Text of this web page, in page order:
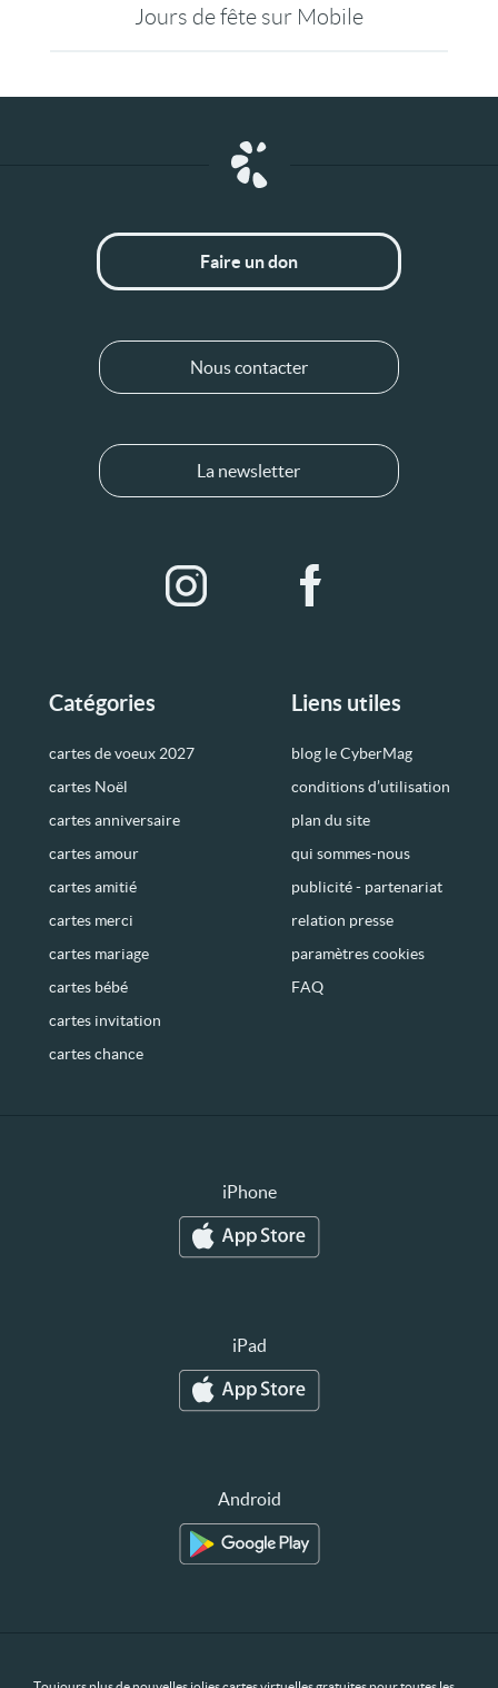
Jours de fête sur Mobile
Catégories
cartes de voeux 2027
cartes Noël
cartes anniversaire
cartes amour
cartes amitié
cartes merci
cartes mariage
cartes bébé
cartes invitation
cartes chance
Liens utiles
blog le CyberMag
conditions d’utilisation
plan du site
qui sommes-nous
publicité - partenariat
relation presse
paramètres cookies
FAQ
Faire un don
Nous contacter
La newsletter
iPhone
iPad
Android